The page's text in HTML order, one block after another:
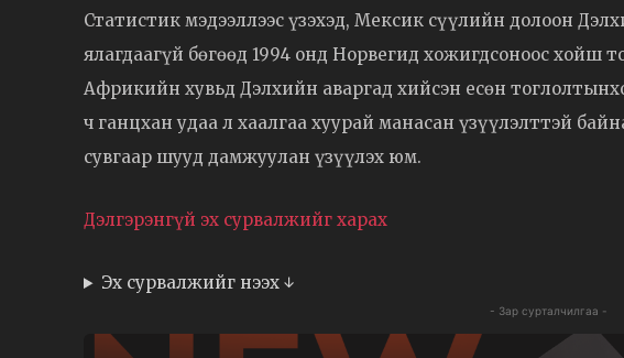
Статистик мэдээллээс үзэхэд, Мексик сүүлийн долоон
ялагдаагүй бөгөөд 1994 онд Норвегид хожигдсоноос
Африкийн хувьд Дэлхийн аваргад хийсэн есөн
ч ганцхан удаа л хаалгаа хуурай манасан үзүүлэлттэй
сувгаар шууд дамжуулан үзүүлэх юм.
Дэлгэрэнгүй эх сурвалжийг харах
Эх сурвалжийг нээх ↓
- Зар сурталчилгаа -